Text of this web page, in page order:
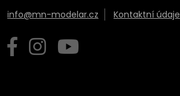
info@mn-modelar.cz Kontaktní údaje